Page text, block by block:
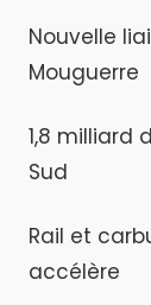
Nouvelle
Mouguerre
1,8 milliard
Sud
Rail et
accélère